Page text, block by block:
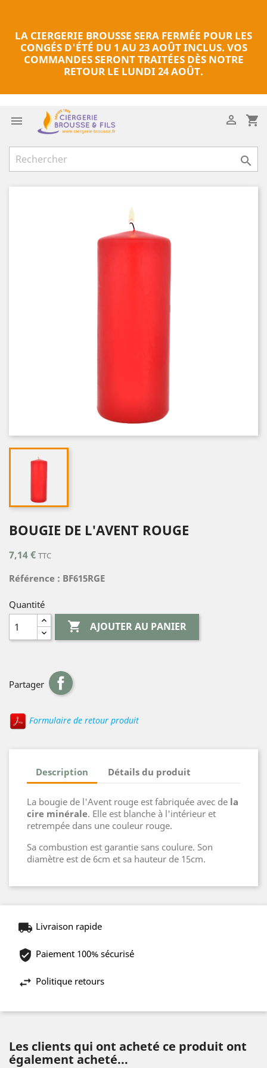
LA CIERGERIE BROUSSE SERA FERMÉE POUR LES
CONGÉS D'ÉTÉ DU 1 AU 23 AOÛT INCLUS. VOS
COMMANDES SERONT TRAITÉES DÈS NOTRE
RETOUR LE LUNDI 24 AOÛT.
 shopping_cart


BOUGIE DE L'AVENT ROUGE
7,14 € TTC
Référence : BF615RGE
Quantité
 AJOUTER AU PANIER
Partager
Formulaire de retour produit
Description Détails du produit
La bougie de l'Avent rouge est fabriquée avec de la
cire minérale. Elle est blanche à l'intérieur et
retrempée dans une couleur rouge.
Sa combustion est garantie sans coulure. Son
diamètre est de 6cm et sa hauteur de 15cm.
Livraison rapide
Paiement 100% sécurisé
Politique retours
Les clients qui ont acheté ce produit ont
également acheté...